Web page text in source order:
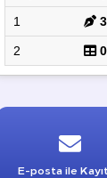
1
2
E-posta ile